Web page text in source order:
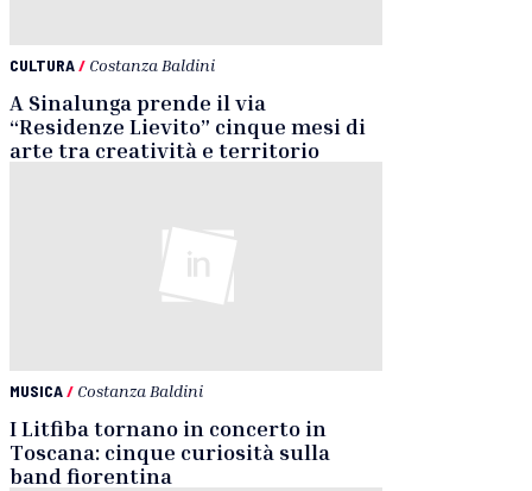
CULTURA/ Costanza Baldini
A Sinalunga prende il via
“Residenze Lievito” cinque mesi di
arte tra creatività e territorio
MUSICA/ Costanza Baldini
I Litfiba tornano in concerto in
Toscana: cinque curiosità sulla
band fiorentina